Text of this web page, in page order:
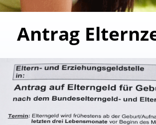
Antrag